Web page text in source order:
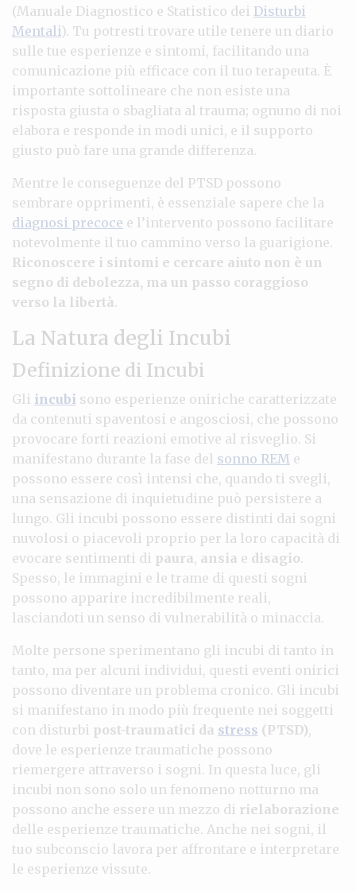
(Manuale Diagnostico e Statistico dei Disturbi
Mentali). Tu potresti trovare utile tenere un diario
sulle tue esperienze e sintomi, facilitando una
comunicazione più efficace con il tuo terapeuta. È
importante sottolineare che non esiste una
risposta giusta o sbagliata al trauma; ognuno di noi
elabora e responde in modi unici, e il supporto
giusto può fare una grande differenza.
Mentre le conseguenze del PTSD possono
sembrare opprimenti, è essenziale sapere che la
diagnosi precoce e l’intervento possono facilitare
notevolmente il tuo cammino verso la guarigione.
Riconoscere i sintomi e cercare aiuto non è un
segno di debolezza, ma un passo coraggioso
verso la libertà.
La Natura degli Incubi
Definizione di Incubi
Gli incubi sono esperienze oniriche caratterizzate
da contenuti spaventosi e angosciosi, che possono
provocare forti reazioni emotive al risveglio. Si
manifestano durante la fase del sonno REM e
possono essere così intensi che, quando ti svegli,
una sensazione di inquietudine può persistere a
lungo. Gli incubi possono essere distinti dai sogni
nuvolosi o piacevoli proprio per la loro capacità di
evocare sentimenti di paura, ansia e disagio.
Spesso, le immagini e le trame di questi sogni
possono apparire incredibilmente reali,
lasciandoti un senso di vulnerabilità o minaccia.
Molte persone sperimentano gli incubi di tanto in
tanto, ma per alcuni individui, questi eventi onirici
possono diventare un problema cronico. Gli incubi
si manifestano in modo più frequente nei soggetti
con disturbi post-traumatici da stress (PTSD),
dove le esperienze traumatiche possono
riemergere attraverso i sogni. In questa luce, gli
incubi non sono solo un fenomeno notturno ma
possono anche essere un mezzo di rielaborazione
delle esperienze traumatiche. Anche nei sogni, il
tuo subconscio lavora per affrontare e interpretare
le esperienze vissute.